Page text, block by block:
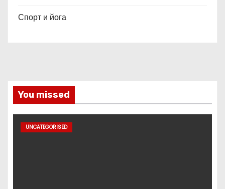
Спорт и йога
You missed
UNCATEGORISED